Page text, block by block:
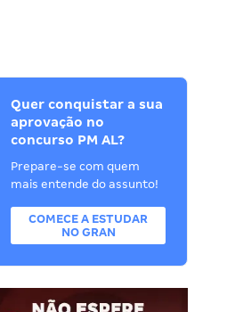
Quer conquistar a sua
aprovação no
concurso PM AL?
Prepare-se com quem
mais entende do assunto!
COMECE A ESTUDAR
NO GRAN